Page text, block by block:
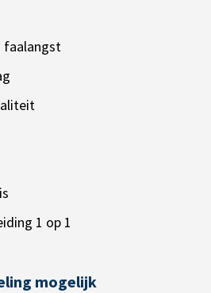
faalangst
1 op 1
mogelijk